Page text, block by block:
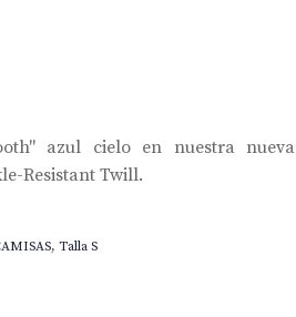
azul cielo en nuestra nueva
Resistant Twill.
, Talla S